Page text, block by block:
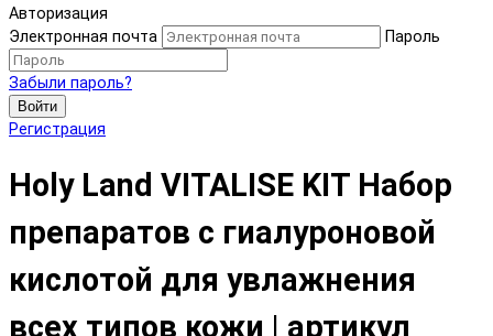
Авторизация
Электронная почта
Пароль
Забыли пароль?
Войти
Регистрация
Holy Land VITALISE KIT Набор
препаратов с гиалуроновой
кислотой для увлажнения
всех типов кожи | артикул